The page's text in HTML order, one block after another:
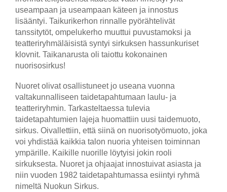
useampaan ja useampaan käteen ja innostus
lisääntyi. Taikurikerhon rinnalle pyörähtelivät
tanssitytöt, ompelukerho muuttui puvustamoksi ja
teatteriryhmäläisistä syntyi sirkuksen hassunkuriset
klovnit. Taikanarusta oli taiottu kokonainen
nuorisosirkus!
Nuoret olivat osallistuneet jo useana vuonna
valtakunnalliseen taidetapahtumaan laulu- ja
teatteriryhmin. Tarkasteltaessa tulevia
taidetapahtumien lajeja huomattiin uusi taidemuoto,
sirkus. Oivallettiin, että siinä on nuorisotyömuoto, joka
voi yhdistää kaikkia talon nuoria yhteisen toiminnan
ympärille. Kaikille nuorille löytyisi jokin rooli
sirkuksesta. Nuoret ja ohjaajat innostuivat asiasta ja
niin vuoden 1982 taidetapahtumassa esiintyi ryhmä
nimeltä Nuokun Sirkus.